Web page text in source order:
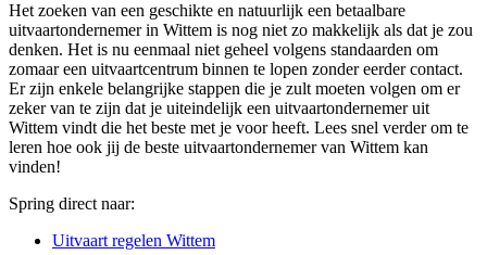
Het zoeken van een geschikte en natuurlijk een betaalbare
uitvaartondernemer in Wittem is nog niet zo makkelijk als dat je zou
denken. Het is nu eenmaal niet geheel volgens standaarden om
zomaar een uitvaartcentrum binnen te lopen zonder eerder contact.
Er zijn enkele belangrijke stappen die je zult moeten volgen om er
zeker van te zijn dat je uiteindelijk een uitvaartondernemer uit
Wittem vindt die het beste met je voor heeft. Lees snel verder om te
leren hoe ook jij de beste uitvaartondernemer van Wittem kan
vinden!
Spring direct naar:
Uitvaart regelen Wittem